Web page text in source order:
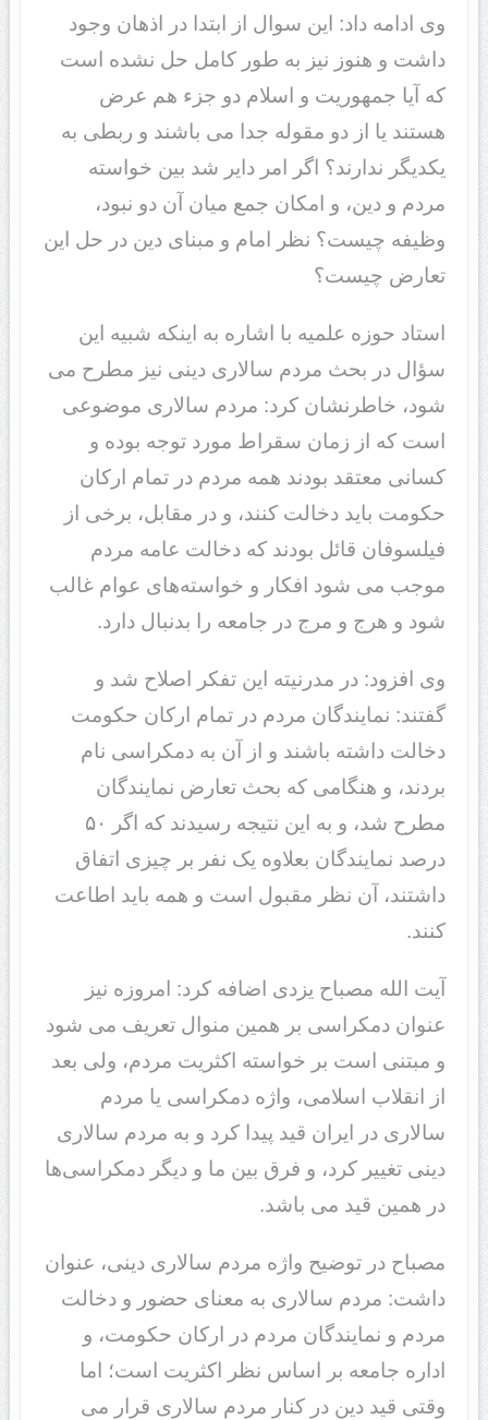
وی ادامه داد: این سوال از ابتدا در اذهان وجود
داشت و هنوز نیز به طور کامل حل نشده است
که آیا جمهوریت و اسلام دو جزء هم عرض
هستند یا از دو مقوله جدا می باشند و ربطی به
یکدیگر ندارند؟ اگر امر دایر شد بین خواسته
مردم و دین، و امکان جمع میان آن دو نبود،
وظیفه چیست؟ نظر امام و مبنای دین در حل این
تعارض چیست؟
استاد حوزه علمیه با اشاره به اینکه شبیه این
سؤال در بحث مردم سالاری دینی نیز مطرح می
شود، خاطرنشان کرد: مردم سالاری موضوعی
است که از زمان سقراط مورد توجه بوده و
کسانی معتقد بودند همه مردم در تمام ارکان
حکومت باید دخالت کنند، و در مقابل، برخی از
فیلسوفان قائل بودند که دخالت عامه مردم
موجب می شود افکار و خواسته‌های عوام غالب
شود و هرج و مرج در جامعه را بدنبال دارد.
وی افزود: در مدرنیته این تفکر اصلاح شد و
گفتند: نمایندگان مردم در تمام ارکان حکومت
دخالت داشته باشند و از آن به دمکراسی نام
بردند، و هنگامی که بحث تعارض نمایندگان
مطرح شد، و به این نتیجه رسیدند که اگر ۵۰
درصد نمایندگان بعلاوه یک نفر بر چیزی اتفاق
داشتند، آن نظر مقبول است و همه باید اطاعت
کنند.
آیت الله مصباح یزدی اضافه کرد: امروزه نیز
عنوان دمکراسی بر همین منوال تعریف می شود
و مبتنی است بر خواسته اکثریت مردم، ولی بعد
از انقلاب اسلامی، واژه دمکراسی یا مردم
سالاری در ایران قید پیدا کرد و به مردم سالاری
دینی تغییر کرد، و فرق بین ما و دیگر دمکراسی‌ها
در همین قید می باشد.
مصباح در توضیح واژه مردم سالاری دینی، عنوان
داشت: مردم سالاری به معنای حضور و دخالت
مردم و نمایندگان مردم در ارکان حکومت، و
اداره جامعه بر اساس نظر اکثریت است؛ اما
وقتی قید دین در کنار مردم سالاری قرار می